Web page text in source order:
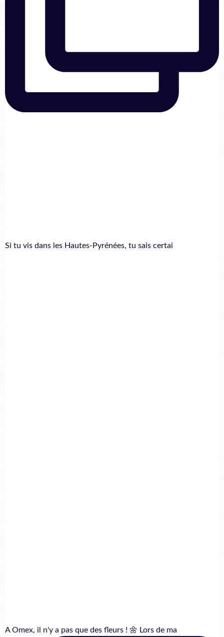
Si tu vis dans les Hautes-Pyrénées, tu sais certai
A Omex, il n'y a pas que des fleurs ! 🌼 Lors de ma